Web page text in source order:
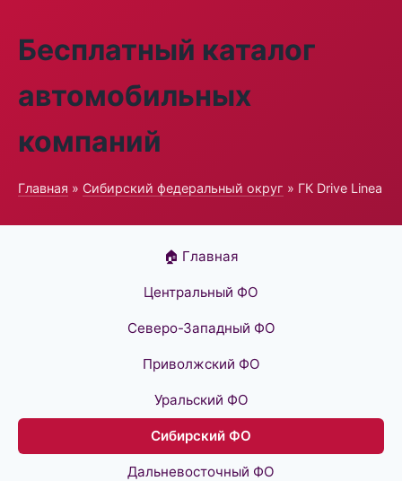
Бесплатный каталог
автомобильных
компаний
Главная » Сибирский федеральный округ » ГК Drive Linea
🏠 Главная
Центральный ФО
Северо-Западный ФО
Приволжский ФО
Уральский ФО
Сибирский ФО
Дальневосточный ФО